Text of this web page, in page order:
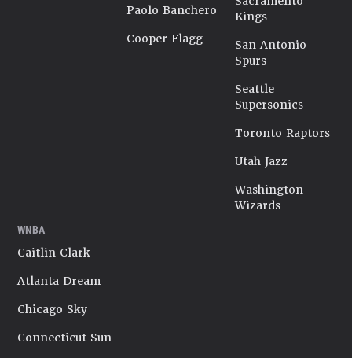
Paolo Banchero
Cooper Flagg
Kings
San Antonio
Spurs
Seattle
Supersonics
Toronto Raptors
Utah Jazz
Washington
Wizards
WNBA
Caitlin Clark
Atlanta Dream
Chicago Sky
Connecticut Sun